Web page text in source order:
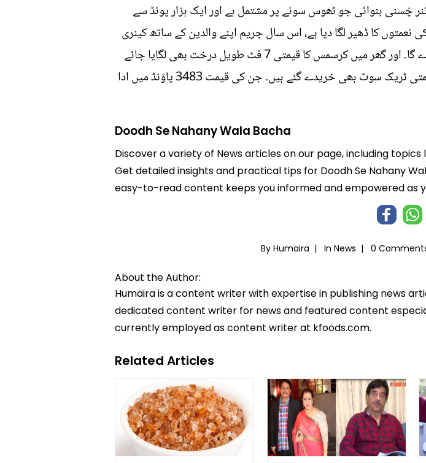
چُسنی بنوائی جو ٹھوس سونے پر مشتمل ہے اور ایک ہزار پونڈ سے
لیے پوری دنیا کی نعمتوں کا ڈھیر لگا دیا ہے، اس سال جریم اپنے والدین کے ساتھ کینری
جزائر کی سیر کرے گا اور لگژری ٹرین میں طویل فاصلہ بھی طے کرے گا۔ اور گھر میں کرسمس کا قیمتی 7 فٹ طویل درخت بھی لگایا جائے
گا۔ حال ہی میں چھوٹے جریم کے لیے بربری مہنگے ترین برانڈ کے قیمتی ٹریک سوٹ بھی خریدے گئے ہیں۔ جن کی قیمت 3483 پاؤنڈ میں ادا
Doodh Se Nahany Wala Bacha
Discover a variety of News articles on our page, including
Get detailed insights and practical tips for Doodh Se Nahany
easy-to-read content keeps you informed and empowered as
By Humaira | In News | 0
About the Author:
Humaira is a content writer with expertise in publishing news
dedicated content writer for news and featured content
currently employed as content writer at kfoods.com.
Related Articles